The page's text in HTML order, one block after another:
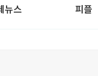
뉴스 피플